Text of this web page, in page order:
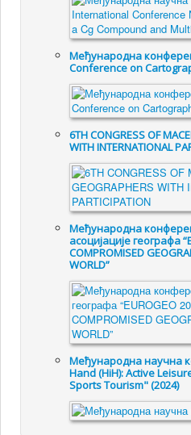
Међународна
Conference on
6TH CONGRESS OF
WITH INTERNATIONAL
Међународна
асоцијације географа
COMPROMISED
WORLD”
Међународна научна
Hand (HiH): Active
Sports Tourism" (2024)